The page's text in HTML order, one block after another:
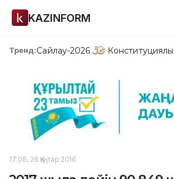
KAZINFORM
Тренд:Сайлау-2026
17:06, 26 Қаңтар 2016